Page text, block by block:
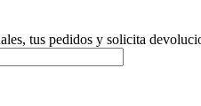
tus pedidos y solicita